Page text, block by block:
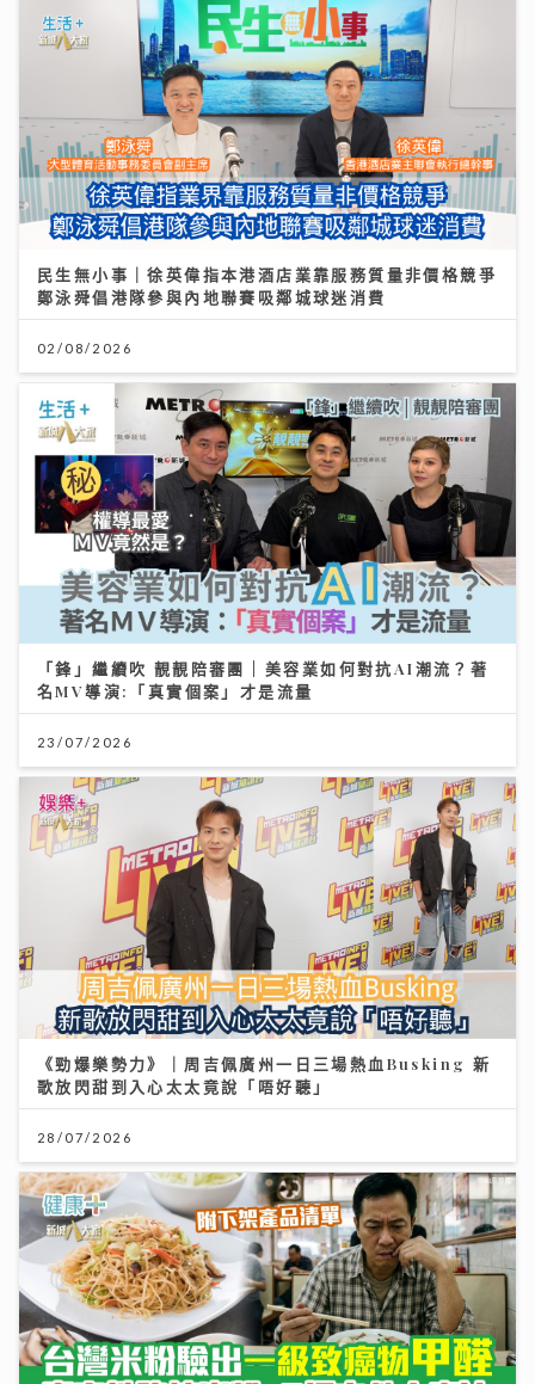
民生無小事｜徐英偉指本港酒店業靠服務質量非價格競爭
鄭泳舜倡港隊參與內地聯賽吸鄰城球迷消費
02/08/2026
「鋒」繼續吹 靚靚陪審團 | 美容業如何對抗AI潮流？著
名MV導演:「真實個案」才是流量
23/07/2026
《勁爆樂勢力》｜周吉佩廣州一日三場熱血Busking 新
歌放閃甜到入心太太竟說「唔好聽」
28/07/2026